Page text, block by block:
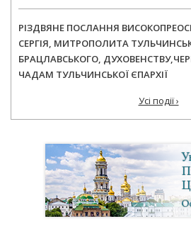
РІЗДВЯНЕ ПОСЛАННЯ
СЕРГІЯ, МИТРОПОЛИТА
БРАЦЛАВСЬКОГО,
ЧАДАМ ТУЛЬЧИНСЬКОЇ ЄПАРХІЇ
Усі події ›